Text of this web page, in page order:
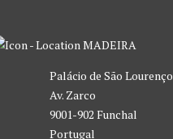
MADEIRA
Palácio de São Lourenço
Av. Zarco
9001-902 Funchal
Portugal